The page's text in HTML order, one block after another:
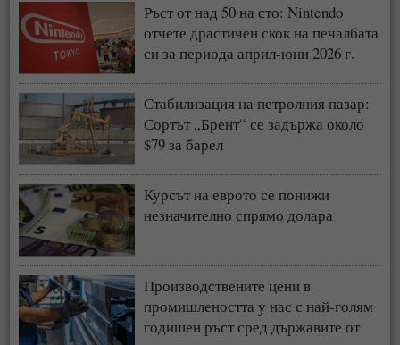
Ръст от над 50 на сто: Nintendo
отчете драстичен скок на печалбата
си за периода април-юни 2026 г.
Стабилизация на петролния пазар:
Сортът „Брент“ се задържа около
$79 за барел
Курсът на еврото се понижи
незначително спрямо долара
Производствените цени в
промишлеността у нас с най-голям
годишен ръст сред държавите от